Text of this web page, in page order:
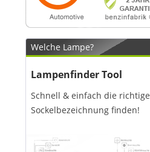
Welche Lampe?
Lampenfinder Tool
Schnell & einfach die richtige
Sockelbezeichnung finden!